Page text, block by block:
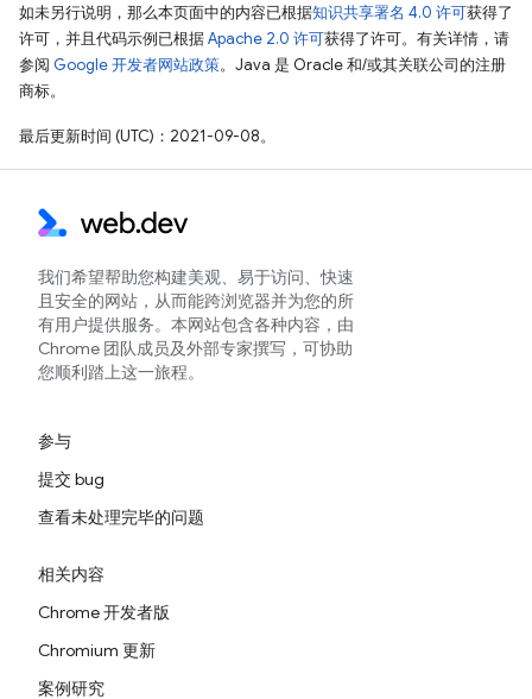
如未另行说明，那么本页面中的内容已根据知识共享署名 4.0 许可获得了
许可，并且代码示例已根据Apache 2.0 许可获得了许可。有关详情，请
参阅 Google 开发者网站政策。Java 是 Oracle 和/或其关联公司的注册
商标。
最后更新时间 (UTC)：2021-09-08。
我们希望帮助您构建美观、易于访问、快速
且安全的网站，从而能跨浏览器并为您的所
有用户提供服务。本网站包含各种内容，由
Chrome 团队成员及外部专家撰写，可协助
您顺利踏上这一旅程。
参与
提交 bug
查看未处理完毕的问题
相关内容
Chrome 开发者版
Chromium 更新
案例研究